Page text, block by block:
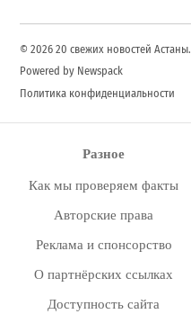
© 2026 20 свежих новостей Астаны.
Powered by Newspack
Политика конфиденциальности
Разное
Как мы проверяем факты
Авторские права
Реклама и спонсорство
О партнёрских ссылках
Доступность сайта